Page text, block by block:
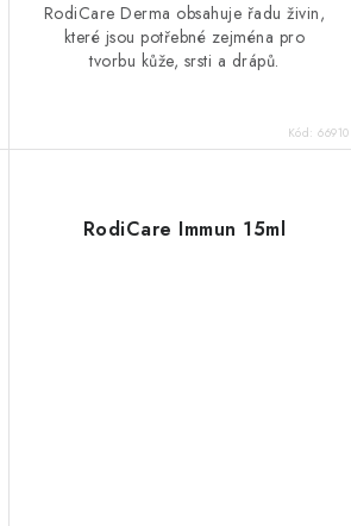
RodiCare Derma obsahuje řadu živin,
které jsou potřebné zejména pro
tvorbu kůže, srsti a drápů.
Kód: 66910
RodiCare Immun 15ml